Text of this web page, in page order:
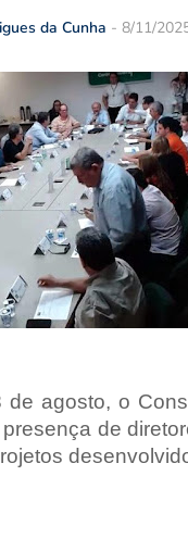
da Cunha - 8/11/
de agosto, o
de